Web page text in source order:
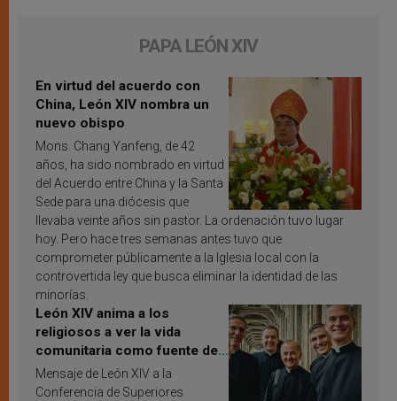
PAPA LEÓN XIV
En virtud del acuerdo con
China, León XIV nombra un
nuevo obispo
Mons. Chang Yanfeng, de 42
años, ha sido nombrado en virtud
del Acuerdo entre China y la Santa
Sede para una diócesis que
llevaba veinte años sin pastor. La ordenación tuvo lugar
hoy. Pero hace tres semanas antes tuvo que
comprometer públicamente a la Iglesia local con la
controvertida ley que busca eliminar la identidad de las
minorías.
León XIV anima a los
religiosos a ver la vida
comunitaria como fuente de
inspiración y santificación
Mensaje de León XIV a la
Conferencia de Superiores